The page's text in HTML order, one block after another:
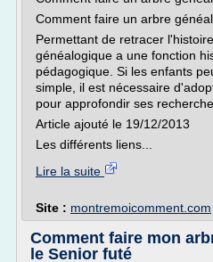
Comment faire un arbre
Permettant de retracer
généalogique a une fonction
pédagogique. Si les enfants
simple, il est nécessaire
pour approfondir ses
Article ajouté le 19/12/2013
Les différents liens...
Lire la suite
Site : montremoicomment.com
Comment faire mon
le Senior futé